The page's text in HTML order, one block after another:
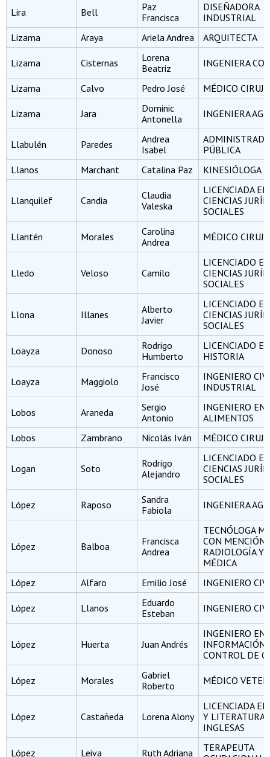
Lira Bell
Paz
Francisca
DISEÑADORA
INDUSTRIAL
Lizama
Araya Ariela Andrea ARQUITECTA
Lizama Cisternas
Lorena
Beatriz
INGENIERA
Lizama Calvo Pedro José MÉDICO
Lizama Jara
Dominic
Antonella
INGENIERA
Llabulén Paredes
Andrea
Isabel
PÚBLICA
Llanos
Marchant Catalina Paz KINESIÓLOGA
Llanquilef Candia
Claudia
Valeska
LICENCIADA EN
CIENCIAS
SOCIALES
Llantén Morales
Carolina
Andrea
MÉDICO
Lledo Veloso Camilo
LICENCIADO EN
CIENCIAS
SOCIALES
Llona Illanes
Alberto
Javier
LICENCIADO EN
CIENCIAS
SOCIALES
Loayza Donoso
Rodrigo
Humberto
LICENCIADO EN
HISTORIA
Loayza Maggiolo
Francisco
José
INGENIERO
INDUSTRIAL
Lobos Araneda
Sergio
Antonio
INGENIERO EN
ALIMENTOS
Lobos
Zambrano Nicolás Iván MÉDICO
Logan Soto
Rodrigo
Alejandro
LICENCIADO EN
CIENCIAS
SOCIALES
López Raposo
Sandra
Fabiola
INGENIERA
López Balboa
Francisca
Andrea
TECNÓLOGA
CON MENCIÓN
RADIOLOGÍA Y
MÉDICA
López
Alfaro Emilio José INGENIERO
López Llanos
Eduardo
Esteban
INGENIERO
López Huerta Juan Andrés
INGENIERO EN
INFORMACIÓN
CONTROL DE
López Morales
Gabriel
Roberto
MÉDICO
López Castañeda Lorena Alony
LICENCIADA
Y LITERATURA
INGLESAS
López Leiva Ruth Adriana
TERAPEUTA